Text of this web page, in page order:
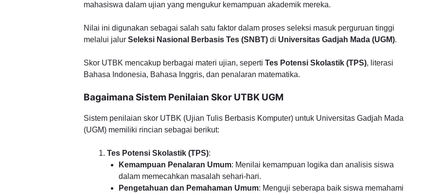
mahasiswa dalam ujian yang mengukur kemampuan akademik mereka.
Nilai ini digunakan sebagai salah satu faktor dalam proses seleksi masuk perguruan tinggi
melalui jalur Seleksi Nasional Berbasis Tes (SNBT) di Universitas Gadjah Mada (UGM).
Skor UTBK mencakup berbagai materi ujian, seperti Tes Potensi Skolastik (TPS), literasi
Bahasa Indonesia, Bahasa Inggris, dan penalaran matematika.
Bagaimana Sistem Penilaian Skor UTBK UGM
Sistem penilaian skor UTBK (Ujian Tulis Berbasis Komputer) untuk Universitas Gadjah Mada
(UGM) memiliki rincian sebagai berikut:
Tes Potensi Skolastik (TPS):
Kemampuan Penalaran Umum: Menilai kemampuan logika dan analisis siswa
dalam memecahkan masalah sehari-hari.
Pengetahuan dan Pemahaman Umum: Menguji seberapa baik siswa memahami